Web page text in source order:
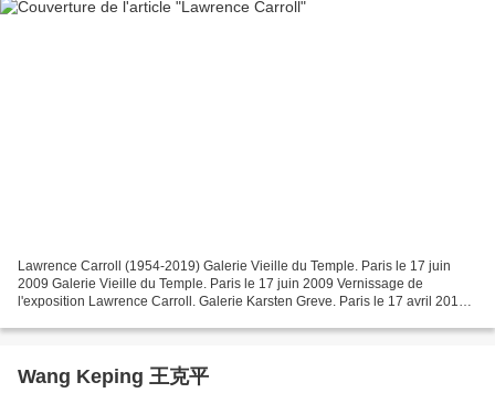
Lawrence Carroll (1954-2019) Galerie Vieille du Temple. Paris le 17 juin
2009 Galerie Vieille du Temple. Paris le 17 juin 2009 Vernissage de
l'exposition Lawrence Carroll. Galerie Karsten Greve. Paris le 17 avril 2010
Wang Keping 王克平